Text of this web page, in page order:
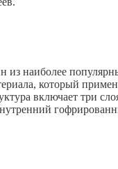
из наиболее
который
включает три